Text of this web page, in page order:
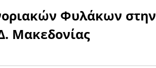
Φυλάκων στην
Μακεδονίας